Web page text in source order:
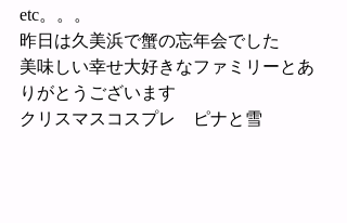
etc。。。
昨日は久美浜で蟹の忘年会でした
美味しい幸せ大好きなファミリーとあ
りがとうございます
クリスマスコスプレ　ピナと雪